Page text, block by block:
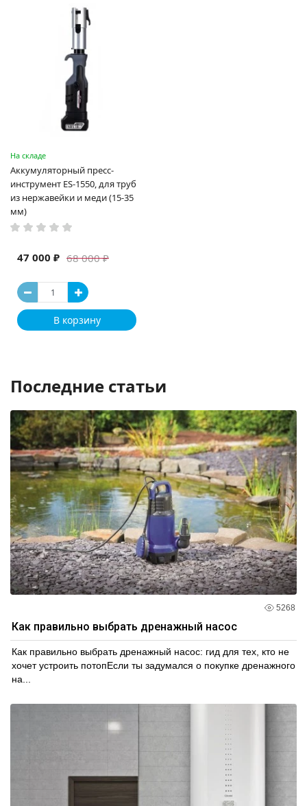
На складе
Аккумуляторный пресс-
инструмент ES-1550, для труб
из нержавейки и меди (15-35
мм)
68 000 ₽
47 000 ₽
В корзину
Последние статьи
5268
Как правильно выбрать дренажный насос
Как правильно выбрать дренажный насос: гид для тех, кто не
хочет устроить потопЕсли ты задумался о покупке дренажного
на...